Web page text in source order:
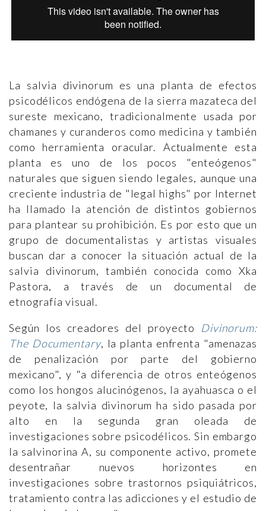
La salvia divinorum es una planta de efectos
psicodélicos endógena de la sierra mazateca del
sureste mexicano, tradicionalmente usada por
chamanes y curanderos como medicina y también
como herramienta oracular. Actualmente esta
planta es uno de los pocos "enteógenos"
naturales que siguen siendo legales, aunque una
creciente industria de "legal highs" por Internet
ha llamado la atención de distintos gobiernos
para plantear su prohibición. Es por esto que un
grupo de documentalistas y artistas visuales
buscan dar a conocer la situación actual de la
salvia divinorum, también conocida como Xka
Pastora, a través de un documental de
etnografía visual.
Según los creadores del proyecto Divinorum:
The Documentary, la planta enfrenta "amenazas
de penalización por parte del gobierno
mexicano", y "a diferencia de otros enteógenos
como los hongos alucinógenos, la ayahuasca o el
peyote, la salvia divinorum ha sido pasada por
alto en la segunda gran oleada de
investigaciones sobre psicodélicos. Sin embargo
la salvinorina A, su componente activo, promete
desentrañar nuevos horizontes en
investigaciones sobre trastornos psiquiátricos,
tratamiento contra las adicciones y el estudio de